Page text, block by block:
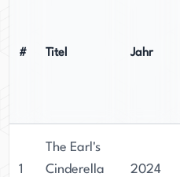
# Titel Jahr
1
The Earl's
Cinderella
2024